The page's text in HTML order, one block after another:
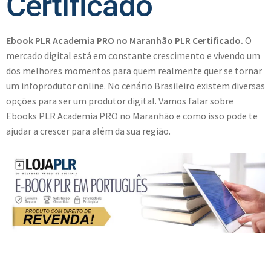
Ebook PLR Academia PRO no Maranhão PLR Certificado. O
mercado digital está em constante crescimento e vivendo um
dos melhores momentos para quem realmente quer se tornar
um infoprodutor online. No cenário Brasileiro existem diversas
opções para ser um produtor digital. Vamos falar sobre
Ebooks PLR Academia PRO no Maranhão e como isso pode te
ajudar a crescer para além da sua região.